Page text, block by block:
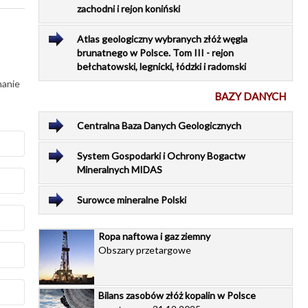
zachodni i rejon koniński
Atlas geologiczny wybranych złóż węgla
brunatnego w Polsce. Tom III - rejon
bełchatowski, legnicki, łódzki i radomski
BAZY DANYCH
Centralna Baza Danych Geologicznych
System Gospodarki i Ochrony Bogactw
Mineralnych MIDAS
Surowce mineralne Polski
Ropa naftowa i gaz ziemny
Obszary przetargowe
Bilans zasobów złóż kopalin w Polsce